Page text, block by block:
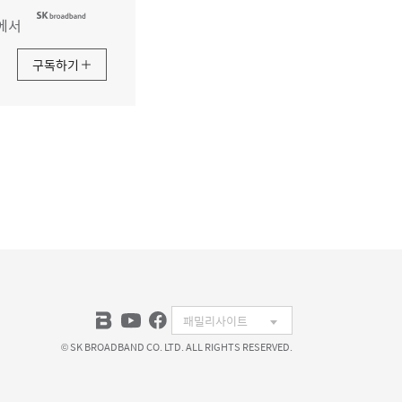
서
구독하기
© SK BROADBAND CO. LTD. ALL RIGHTS RESERVED.